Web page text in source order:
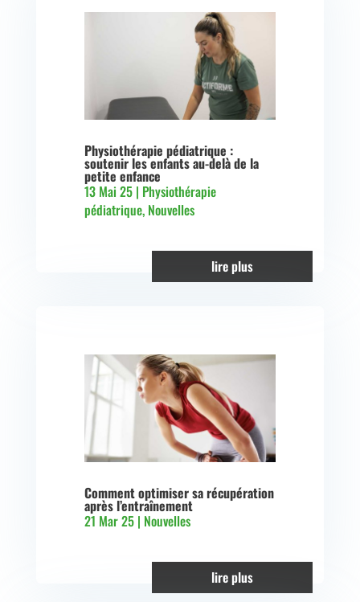
Physiothérapie pédiatrique :
soutenir les enfants au-delà de la
petite enfance
13 Mai 25| Physiothérapie
pédiatrique, Nouvelles
lire plus
Comment optimiser sa récupération
après l’entraînement
21 Mar 25| Nouvelles
lire plus